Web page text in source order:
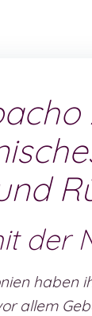
der
haben
allem